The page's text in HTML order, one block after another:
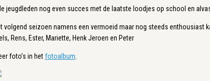
jeugdleden nog even succes met de laatste loodjes op school en
volgend seizoen namens een vermoeid maar nog steeds enthousiast
Rens, Ester, Mariette, Henk Jeroen en Peter
foto’s in hetfotoalbum